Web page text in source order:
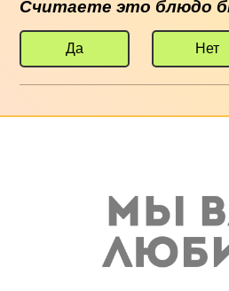
Считаете это блюдо
Да Нет